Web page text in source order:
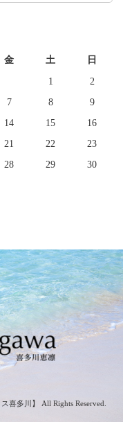
金 土 日
1
2
7 8
9
14 15
16
21 22
23
28 29
30
喜多川】 All Rights Reserved.